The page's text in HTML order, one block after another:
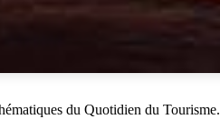
du Quotidien du Tourisme.